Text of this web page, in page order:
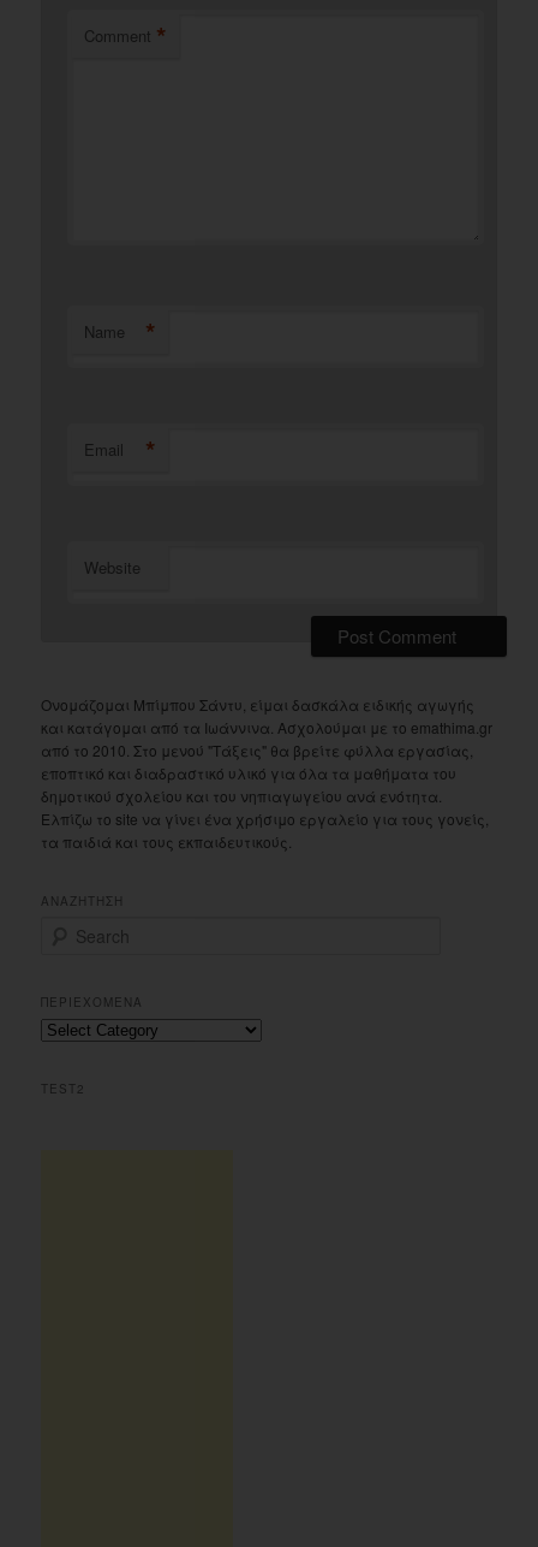
Comment *
Name *
Email *
Website
Ονομάζομαι Μπίμπου Σάντυ, είμαι δασκάλα ειδικής αγωγής
και κατάγομαι από τα Ιωάννινα. Ασχολούμαι με το emathima.gr
από το 2010. Στο μενού "Τάξεις" θα βρείτε φύλλα εργασίας,
εποπτικό και διαδραστικό υλικό για όλα τα μαθήματα του
δημοτικού σχολείου και του νηπιαγωγείου ανά ενότητα.
Ελπίζω το site να γίνει ένα χρήσιμο εργαλείο για τους γονείς,
τα παιδιά και τους εκπαιδευτικούς.
ΑΝΑΖΗΤΗΣΗ
r
c
h
ΠΕΡΙΕΧΟΜΕΝΑ
Περιεχομενα
TEST2